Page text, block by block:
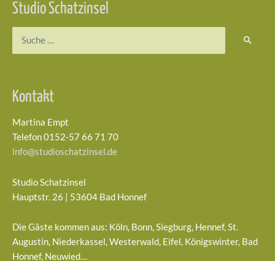
Studio Schatzinsel
Kontakt
Martina Empt
Telefon 0152-57 66 71 70
info@studioschatzinsel.de
Studio Schatzinsel
Hauptstr. 26 | 53604 Bad Honnef
Die Gäste kommen aus: Köln, Bonn, Siegburg, Hennef, St.
Augustin, Niederkassel, Westerwald, Eifel, Königswinter, Bad
Honnef, Neuwied…